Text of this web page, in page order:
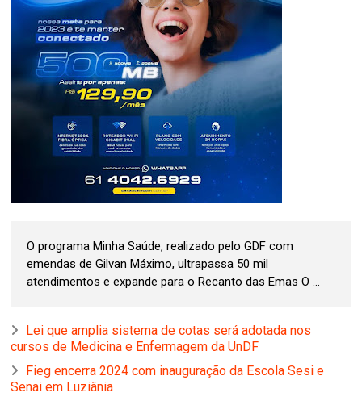
O programa Minha Saúde, realizado pelo GDF com
emendas de Gilvan Máximo, ultrapassa 50 mil
atendimentos e expande para o Recanto das Emas O ...
Lei que amplia sistema de cotas será adotada nos
cursos de Medicina e Enfermagem da UnDF
Fieg encerra 2024 com inauguração da Escola Sesi e
Senai em Luziânia